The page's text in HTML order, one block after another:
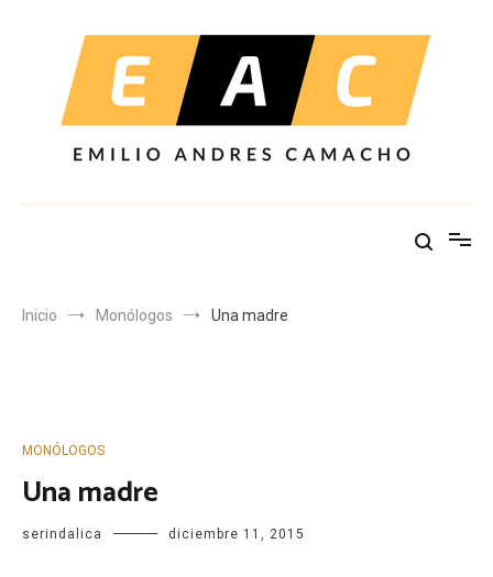
Inicio Monólogos Una madre
MONÓLOGOS
Una madre
serindalica diciembre 11, 2015